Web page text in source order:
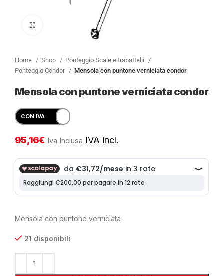
Clicca per ingrandire
Home Shop
Ponteggio Scale e trabattelli
Ponteggio Condor
Mensola con puntone verniciata condor
Mensola con puntone verniciata condor
95,16€ Iva Inclusa IVA incl.
Mensola con puntone verniciata
21 disponibili